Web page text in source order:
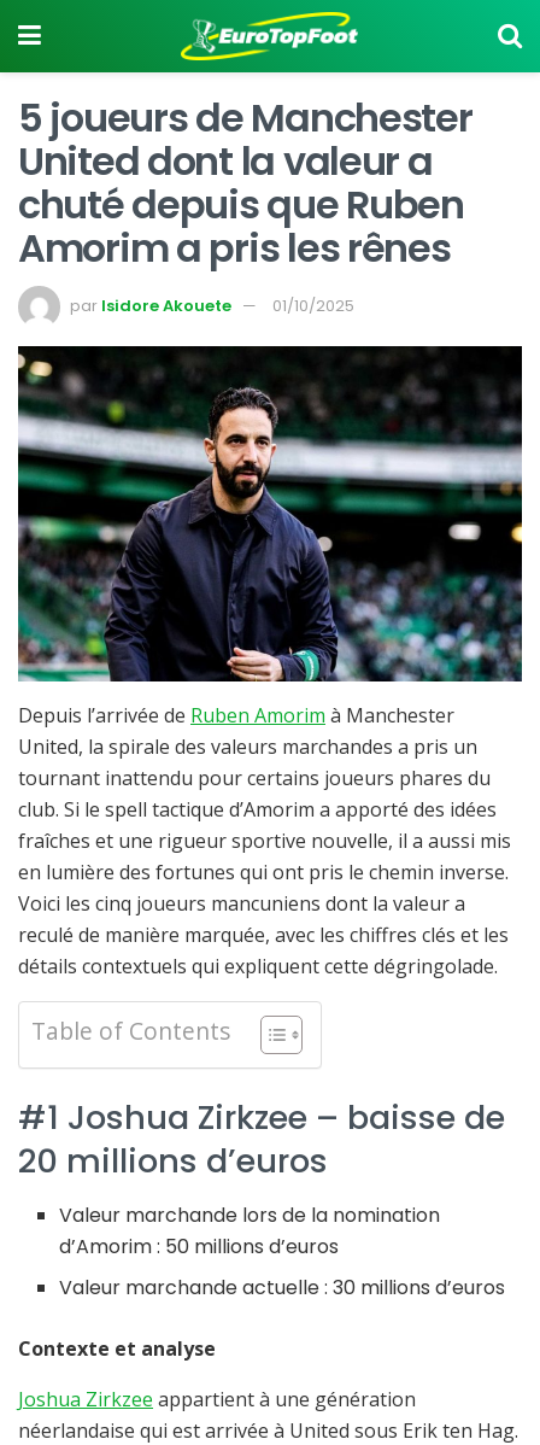
5 joueurs de Manchester
United dont la valeur a
chuté depuis que Ruben
Amorim a pris les rênes
par Isidore Akouete 01/10/2025
Depuis l’arrivée de Ruben Amorim à Manchester
United, la spirale des valeurs marchandes a pris un
tournant inattendu pour certains joueurs phares du
club. Si le spell tactique d’Amorim a apporté des idées
fraîches et une rigueur sportive nouvelle, il a aussi mis
en lumière des fortunes qui ont pris le chemin inverse.
Voici les cinq joueurs mancuniens dont la valeur a
reculé de manière marquée, avec les chiffres clés et les
détails contextuels qui expliquent cette dégringolade.
Table of Contents
#1 Joshua Zirkzee – baisse de
20 millions d’euros
Valeur marchande lors de la nomination
d’Amorim : 50 millions d’euros
Valeur marchande actuelle : 30 millions d’euros
Contexte et analyse
Joshua Zirkzee appartient à une génération
néerlandaise qui est arrivée à United sous Erik ten Hag.